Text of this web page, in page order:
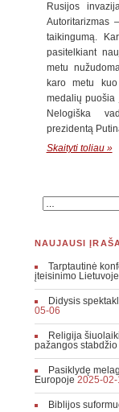
Rusijos
Autoritarizmas
taikingumą.
pasitelkiant
metu
karo metu
medalių puošia
Nelogiška
prezidentą
Skaityti toliau »
NAUJAUSI
Tarptautinė
įteisinimo Lietuvoje
Didysis
05-06
Religija
pažangos stabdžio
Pasiklydę
Europoje 2025-02-
Biblijos